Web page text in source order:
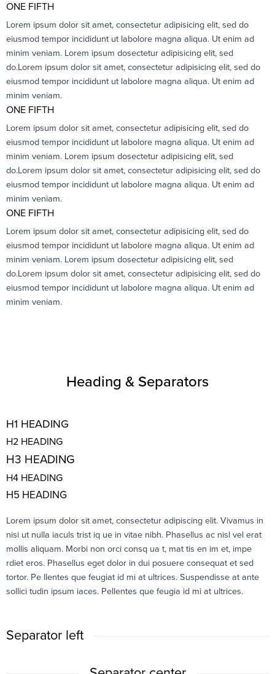
ONE FIFTH
Lorem ipsum dolor sit amet, consectetur adipisicing elit, sed do
eiusmod tempor incididunt ut labolore magna aliqua. Ut enim ad
minim veniam. Lorem ipsum dosectetur adipisicing elit, sed
do.Lorem ipsum dolor sit amet, consectetur adipisicing elit, sed do
eiusmod tempor incididunt ut labolore magna aliqua. Ut enim ad
minim veniam.
ONE FIFTH
Lorem ipsum dolor sit amet, consectetur adipisicing elit, sed do
eiusmod tempor incididunt ut labolore magna aliqua. Ut enim ad
minim veniam. Lorem ipsum dosectetur adipisicing elit, sed
do.Lorem ipsum dolor sit amet, consectetur adipisicing elit, sed do
eiusmod tempor incididunt ut labolore magna aliqua. Ut enim ad
minim veniam.
ONE FIFTH
Lorem ipsum dolor sit amet, consectetur adipisicing elit, sed do
eiusmod tempor incididunt ut labolore magna aliqua. Ut enim ad
minim veniam. Lorem ipsum dosectetur adipisicing elit, sed
do.Lorem ipsum dolor sit amet, consectetur adipisicing elit, sed do
eiusmod tempor incididunt ut labolore magna aliqua. Ut enim ad
minim veniam.
Heading & Separators
H1 HEADING
H2 HEADING
H3 HEADING
H4 HEADING
H5 HEADING
Lorem ipsum dolor sit amet, consectetur adipiscing elit. Vivamus in
nisi ut nulla iaculs trist iq ue in vitae nibh. Phasellus ac nisl vel erat
mollis aliquam. Morbi non orci consq ua t, mat tis en im et, impe
rdiet eros. Phasellus eget dolor in dui posuere consequat et sed
tortor. Pe llentes que feugiat id mi at ultrices. Suspendisse at ante
sollici tudin ipsum iaces. Pellentes que feugia id mi at ultrices.
Separator left